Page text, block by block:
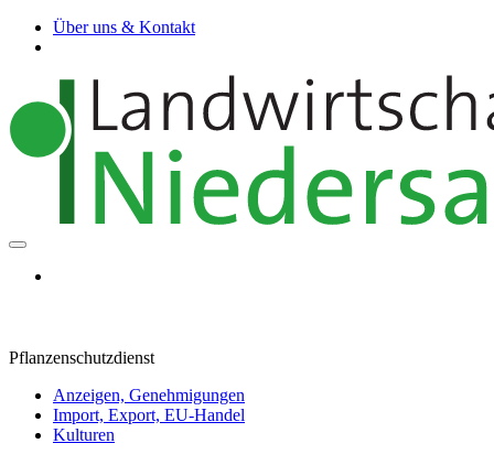
Über uns & Kontakt
Pflanzenschutzdienst
Anzeigen, Genehmigungen
Import, Export, EU-Handel
Kulturen